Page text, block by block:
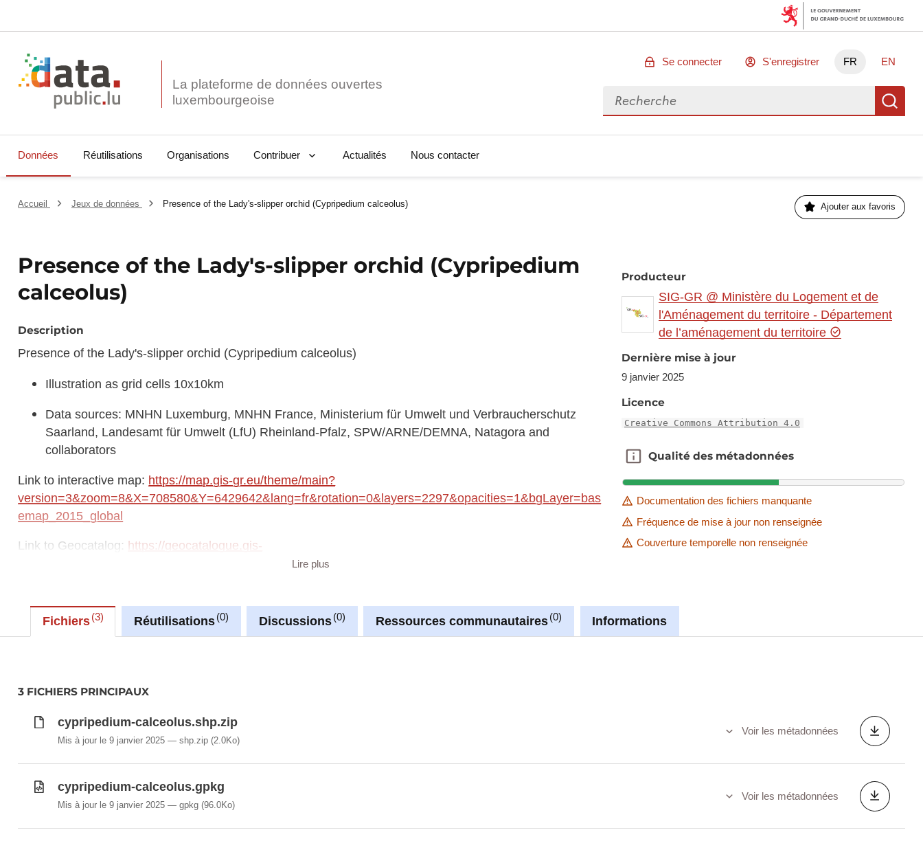
La plateforme de données ouvertes
Se connecter S'enregistrer FR EN
Rechercher des données
Données Réutilisations Organisations Contribuer Actualités Nous contacter
Accueil Jeux de données Presence of the Lady's-slipper orchid (Cypripedium calceolus) Ajouter aux favoris
Presence of the Lady's-slipper orchid (Cypripedium
calceolus)
Description
Presence of the Lady's-slipper orchid (Cypripedium calceolus)
Illustration as grid cells 10x10km
Data sources: MNHN Luxemburg, MNHN France, Ministerium für Umwelt und Verbraucherschutz
Saarland, Landesamt für Umwelt (LfU) Rheinland-Pfalz, SPW/ARNE/DEMNA, Natagora and
collaborators
Link to interactive map: https://map.gis-gr.eu/theme/main?
version=3&zoom=8&X=708580&Y=6429642&lang=fr&rotation=0&layers=2297&opacities=1&bgLayer=bas
emap_2015_global
Link to Geocatalog: https://geocatalogue.gis-
gr.eu/geonetwork/srv/eng/catalog.search#/metadata/413a2ebd-e5f6-4a3b-824b-1c66fec40c4e
https://ws.geoportail.lu/wss/service/GR_Natudata_plants_WMS/guest
with layer name(s):
Lire plus
Producteur
SIG-GR @ Ministère du Logement et de
l'Aménagement du territoire - Département
de l’aménagement du territoire
Dernière mise à jour
9 janvier 2025
Licence
Creative Commons Attribution 4.0
Qualité des métadonnées
Qualité des métadonnées
Documentation des fichiers manquante
Fréquence de mise à jour non renseignée
Couverture temporelle non renseignée
Fichiers 3 Réutilisations 0 Discussions 0 Ressources communautaires 0 Informations
3 FICHIERS PRINCIPAUX
cypripedium-calceolus.shp.zip
Mis à jour le 9 janvier 2025 shp.zip(2.0Ko)
Voir les métadonnées
cypripedium-calceolus.gpkg
Mis à jour le 9 janvier 2025 gpkg(96.0Ko)
Voir les métadonnées